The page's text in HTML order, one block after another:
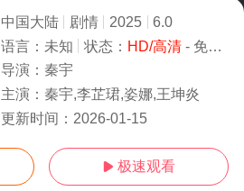
中国大陆 剧情 2025
6.0
语言： 未知 状态： HD/高清- 免费在线观看
导演： 秦宇
主演： 秦宇,李芷珺,姿娜,王坤炎
更新时间： 2026-01-15
 极速观看